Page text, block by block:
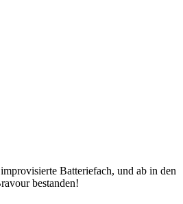
Batteriefach, und ab in den
bestanden!